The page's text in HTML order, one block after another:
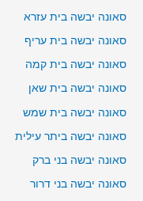
סאונה יבשה בית עזרא
סאונה יבשה בית עריף
סאונה יבשה בית קמה
סאונה יבשה בית שאן
סאונה יבשה בית שמש
סאונה יבשה ביתר עילית
סאונה יבשה בני ברק
סאונה יבשה בני דרור